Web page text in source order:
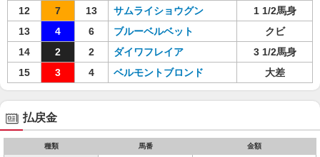
12
7 13 サムライショウグン
1 1/2馬身
13
4 6 ブルーベルベット
クビ
14
2 2 ダイワフレイア
3 1/2馬身
15
3 4 ベルモントブロンド 大差
払戻金
種類 馬番 金額